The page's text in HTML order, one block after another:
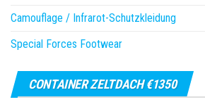
Camouflage / Infrarot-Schutzkleidung
Special Forces Footwear
CONTAINER ZELTDACH €1350